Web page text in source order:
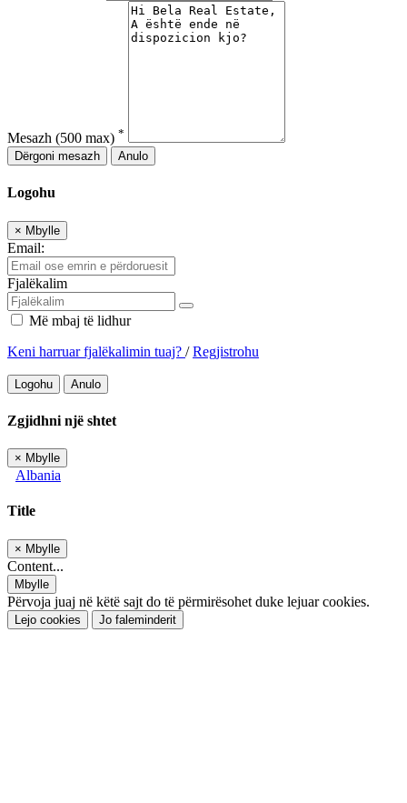
Mesazh (500 max) *
Dërgoni mesazh
Anulo
Logohu
× Mbylle
Email:
Fjalëkalim
Më mbaj të lidhur
Keni harruar fjalëkalimin tuaj? /Regjistrohu
Logohu Anulo
Zgjidhni një shtet
× Mbylle
Albania
Title
× Mbylle
Content...
Mbylle
Përvoja juaj në këtë sajt do të përmirësohet duke lejuar cookies.
Lejo cookies Jo faleminderit